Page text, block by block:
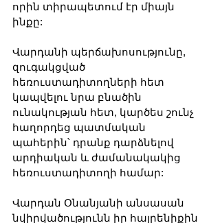
որին տիրապետում էր միայն
ինքը:
Վարդանի պերճախոսությունը,
զուգակցված
հեռուստադիտողների հետ
կապվելու նրա բնածին
ունակության հետ, կարծես շունչ
հաղորդեց պատմական
պահերին՝ դրանք դարձնելով
արդիական և ժամանակակից
հեռուստադիտողի համար:
Վարդան Օնանյանի անսասան
նվիրվածությունն իր հայրենիքին